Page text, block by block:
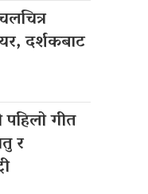
दर्शकबाट
पहिलो गीत
र